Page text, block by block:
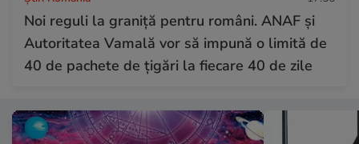
Noi reguli la graniță pentru români. ANAF și
Autoritatea Vamală vor să impună o limită de
40 de pachete de țigări la fiecare 40 de zile